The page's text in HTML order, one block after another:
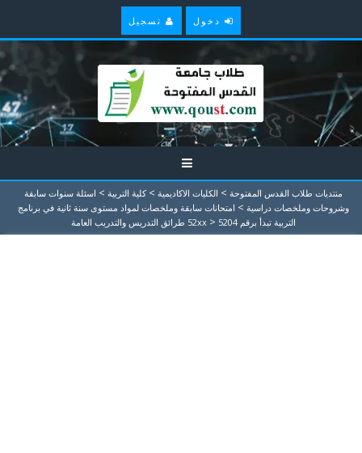
دخول تسجيل
منتديات طلاب القدس المفتوحة > الكليات الاكاديمية > كلية التربية > اسئلة سنوات سابقة
وشروحات وملخصات دراسية > امتحانات سابقة وملخصات لمواد مستوى سنة ثانية في برنامج
التربية تبدأ برقم 52xx
> 5204 طرائق التدريس والتدريب العامة